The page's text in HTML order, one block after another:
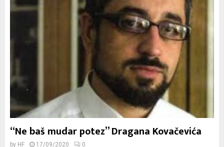
“Ne baš mudar potez” Dragana Kovačevića
by HF 17/09/2020 0